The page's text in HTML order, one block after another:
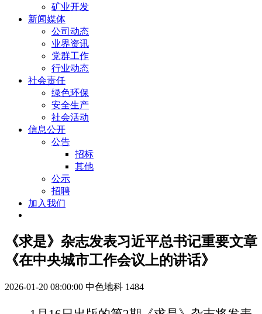
矿业开发
新闻媒体
公司动态
业界资讯
党群工作
行业动态
社会责任
绿色环保
安全生产
社会活动
信息公开
公告
招标
其他
公示
招聘
加入我们
《求是》杂志发表习近平总书记重要文章
《在中央城市工作会议上的讲话》
2026-01-20 08:00:00 中色地科 1484